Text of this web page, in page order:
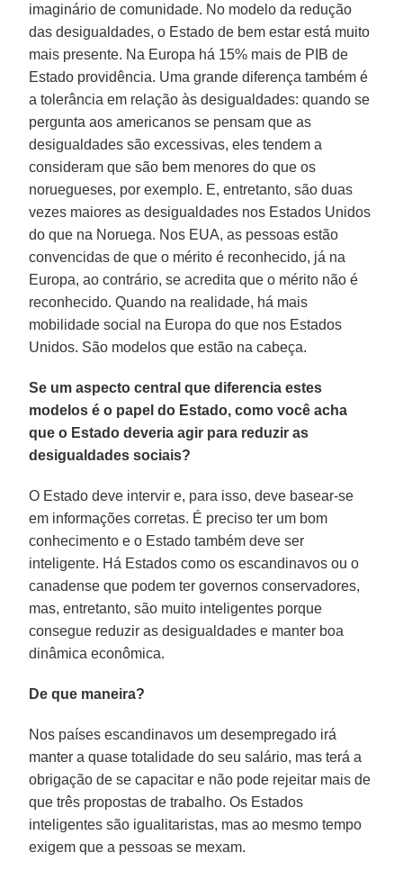
imaginário de comunidade. No modelo da redução
das desigualdades, o Estado de bem estar está muito
mais presente. Na Europa há 15% mais de PIB de
Estado providência. Uma grande diferença também é
a tolerância em relação às desigualdades: quando se
pergunta aos americanos se pensam que as
desigualdades são excessivas, eles tendem a
consideram que são bem menores do que os
noruegueses, por exemplo. E, entretanto, são duas
vezes maiores as desigualdades nos Estados Unidos
do que na Noruega. Nos EUA, as pessoas estão
convencidas de que o mérito é reconhecido, já na
Europa, ao contrário, se acredita que o mérito não é
reconhecido. Quando na realidade, há mais
mobilidade social na Europa do que nos Estados
Unidos. São modelos que estão na cabeça.
Se um aspecto central que diferencia estes
modelos é o papel do Estado, como você acha
que o Estado deveria agir para reduzir as
desigualdades sociais?
O Estado deve intervir e, para isso, deve basear-se
em informações corretas. É preciso ter um bom
conhecimento e o Estado também deve ser
inteligente. Há Estados como os escandinavos ou o
canadense que podem ter governos conservadores,
mas, entretanto, são muito inteligentes porque
consegue reduzir as desigualdades e manter boa
dinâmica econômica.
De que maneira?
Nos países escandinavos um desempregado irá
manter a quase totalidade do seu salário, mas terá a
obrigação de se capacitar e não pode rejeitar mais de
que três propostas de trabalho. Os Estados
inteligentes são igualitaristas, mas ao mesmo tempo
exigem que a pessoas se mexam.